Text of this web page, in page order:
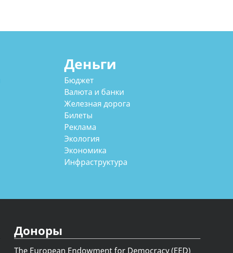
Деньги
Бюджет
Валюта и банки
Железная дорога
Билеты
Реклама
Экология
Экономика
Инфраструктура
Доноры
The European Endowment for Democracy (EED)